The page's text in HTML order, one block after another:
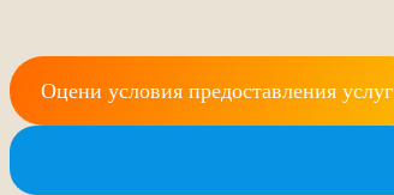
Оцени условия предоставления услуг